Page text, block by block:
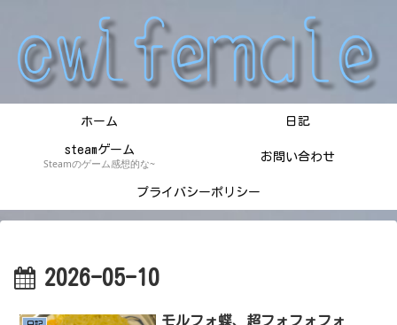
ホーム 日記
steamゲーム
Steamのゲーム感想的な~
お問い合わせ
プライバシーポリシー
2026-05-10
モルフォ蝶、超フォフォフォ